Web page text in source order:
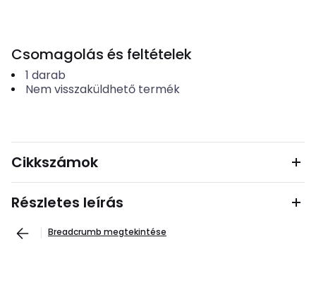
Csomagolás és feltételek
1 darab
Nem visszaküldhető termék
Cikkszámok
Részletes leírás
Breadcrumb megtekintése